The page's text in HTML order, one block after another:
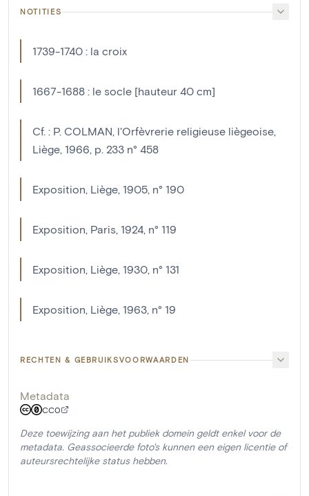
NOTITIES
1739-1740 : la croix
1667-1688 : le socle [hauteur 40 cm]
Cf. : P. COLMAN, l'Orfèvrerie religieuse liègeoise,
Liège, 1966, p. 233 n° 458
Exposition, Liège, 1905, n° 190
Exposition, Paris, 1924, n° 119
Exposition, Liège, 1930, n° 131
Exposition, Liège, 1963, n° 19
RECHTEN & GEBRUIKSVOORWAARDEN
Metadata
CC0
Deze toewijzing aan het publiek domein geldt enkel voor de
metadata. Geassocieerde foto's kunnen een eigen licentie of
auteursrechtelijke status hebben.